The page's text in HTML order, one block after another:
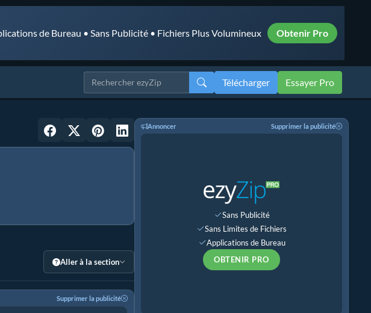
de Bureau • Sans Publicité • Fichiers Plus Volumineux Obtenir Pro
Télécharger Essayer Pro
Aller à la section
Supprimer la publicité
Annoncer Supprimer la publicité
Sans Publicité
Sans Limites de Fichiers
Applications de Bureau
OBTENIR PRO